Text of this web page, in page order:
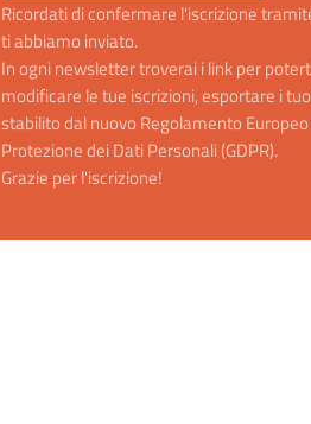
Ricordati di confermare l'iscrizione
ti abbiamo inviato.
In ogni newsletter troverai i link per
modificare le tue iscrizioni, esportare i
stabilito dal nuovo Regolamento
Protezione dei Dati Personali (GDPR).
Grazie per l'iscrizione!